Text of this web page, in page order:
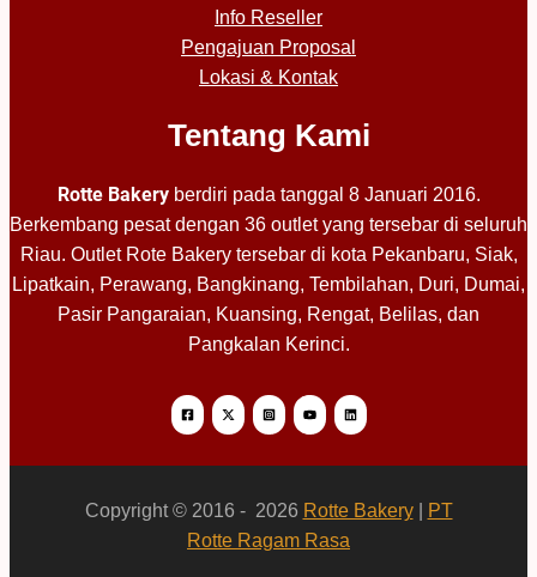
Info Reseller
Pengajuan Proposal
Lokasi & Kontak
Tentang Kami
Rotte Bakeryberdiri pada tanggal 8 Januari 2016.
Berkembang pesat dengan 36 outlet yang tersebar di seluruh
Riau. Outlet Rote Bakery tersebar di kota Pekanbaru, Siak,
Lipatkain, Perawang, Bangkinang, Tembilahan, Duri, Dumai,
Pasir Pangaraian, Kuansing, Rengat, Belilas, dan
Pangkalan Kerinci.
Copyright © 2016 - 2026 Rotte Bakery|
PT
Rotte Ragam Rasa